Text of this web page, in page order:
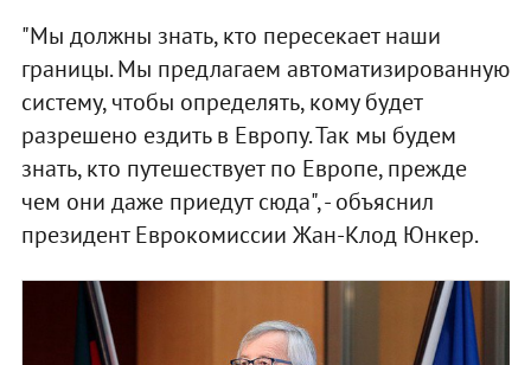
"Мы должны знать, кто пересекает наши
границы. Мы предлагаем автоматизированную
систему, чтобы определять, кому будет
разрешено ездить в Европу. Так мы будем
знать, кто путешествует по Европе, прежде
чем они даже приедут сюда", - объяснил
президент Еврокомиссии Жан-Клод Юнкер.